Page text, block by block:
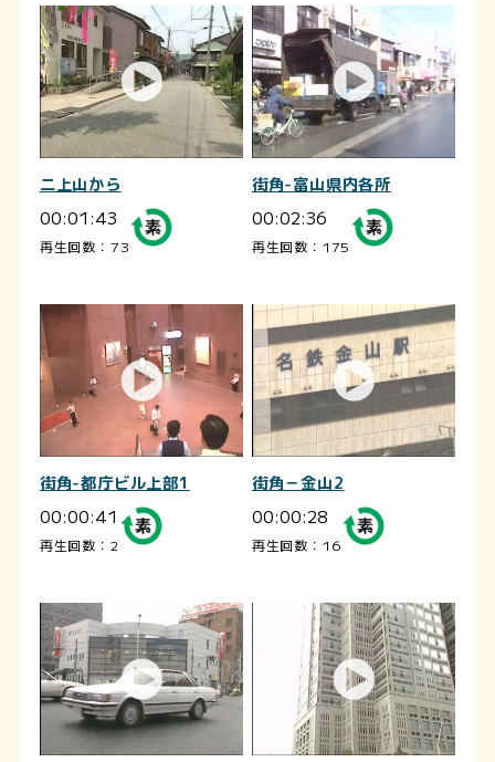
二上山から
00:01:43
再生回数：73
街角-富山県内各所
00:02:36
再生回数：175
街角-都庁ビル上部1
00:00:41
再生回数：2
街角－金山2
00:00:28
再生回数：16